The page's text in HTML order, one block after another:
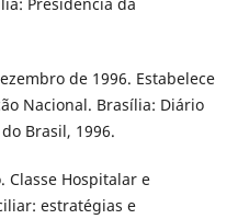
de 1996. Estabelece
Nacional. Brasília: Diário
Brasil, 1996.
Classe Hospitalar e
estratégias e